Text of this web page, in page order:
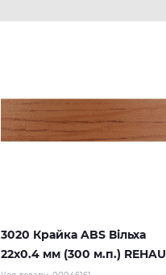
3020 Крайка ABS Вільха
22х0.4 мм (300 м.п.) REHAU